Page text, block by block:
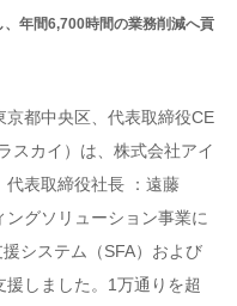
年間6,700時間の業務削減へ貢
都中央区、代表取締役CE
スカイ）は、株式会社アイ
代表取締役社長 ：遠藤
グソリューション事業に
システム（SFA）および
しました。1万通りを超